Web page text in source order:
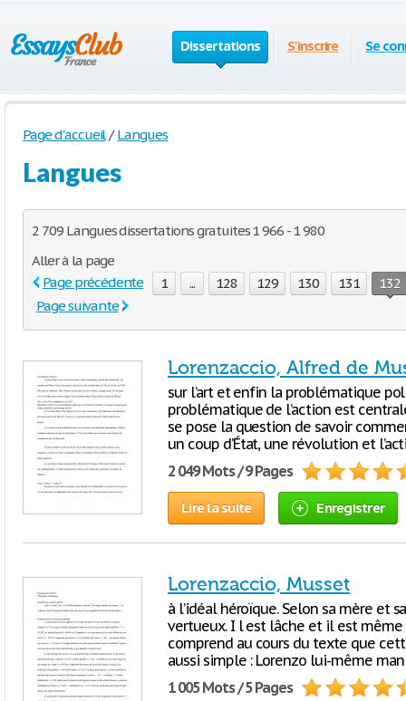
Dissertations S'inscrire Se
Page d'accueil / Langues
Langues
2 709 Langues dissertations gratuites 1 966 - 1 980
Aller à la page
Page précédente
1 ... 128 129 130 131
132
Page suivante
Lorenzaccio, Alfred de
sur l’art et enfin la problématique
problématique de l’action est
se pose la question de savoir
un coup d’État, une révolution et
2 049 Mots / 9 Pages
Lire la suite Enregistrer
Lorenzaccio, Musset
à l’idéal héroïque. Selon sa mère et
vertueux. I l est lâche et il est même
comprend au cours du texte que
aussi simple : Lorenzo lui-même
1 005 Mots / 5 Pages